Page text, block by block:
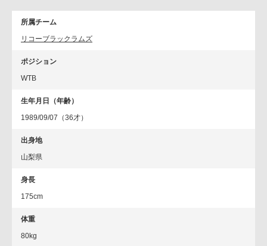
所属チーム
リコーブラックラムズ
ポジション
WTB
生年月日（年齢）
1989/09/07（36才）
出身地
山梨県
身長
175cm
体重
80kg